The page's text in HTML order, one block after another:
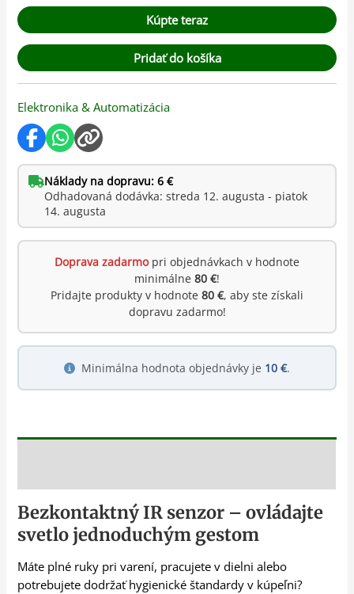
Kúpte teraz
Pridať do košíka
Elektronika & Automatizácia
Náklady na dopravu: 6 €
Odhadovaná dodávka: streda 12. augusta - piatok
14. augusta
Doprava zadarmopri objednávkach v hodnote
minimálne 80 €!
Pridajte produkty v hodnote 80 €, aby ste získali
dopravu zadarmo!
Minimálna hodnota objednávky je 10 €.
Bezkontaktný IR senzor – ovládajte
svetlo jednoduchým gestom
Máte plné ruky pri varení, pracujete v dielni alebo
potrebujete dodržať hygienické štandardy v kúpeľni?